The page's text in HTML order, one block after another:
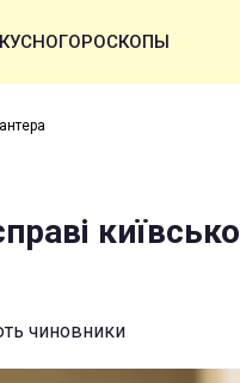
ГОРОСКОПЫ
чиновники